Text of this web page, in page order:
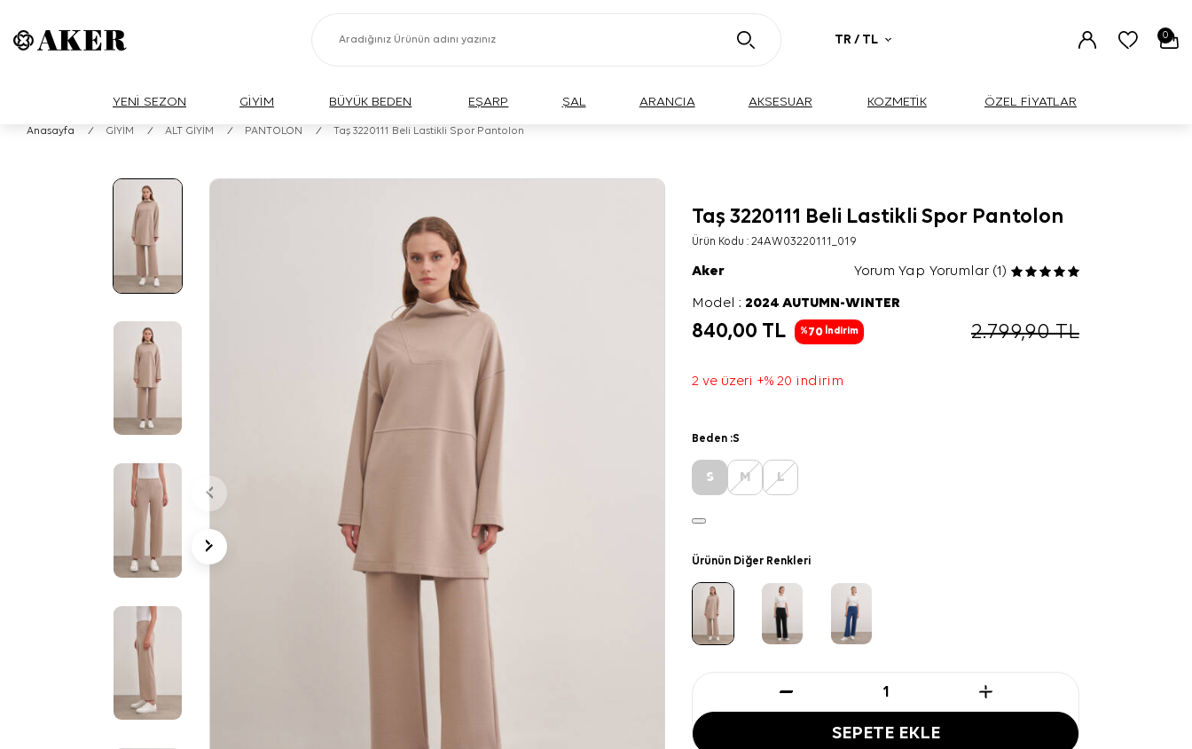
TR / TL 0
YENİ SEZON GİYİM BÜYÜK BEDEN EŞARP ŞAL ARANCIA AKSESUAR KOZMETİK ÖZEL FİYATLAR
Anasayfa / GİYİM / ALT GİYİM / PANTOLON / Taş 3220111 Beli Lastikli Spor Pantolon
Taş 3220111 Beli Lastikli Spor Pantolon
Ürün Kodu :24AW03220111_019
Aker Yorum Yap Yorumlar (1)
Model :2024 AUTUMN-WINTER
840,00 TL %70 İndirim 2.799,90TL
2 ve üzeri +% 20 indirim
Beden :S
S M L
Ürünün Diğer Renkleri
SEPETE EKLE